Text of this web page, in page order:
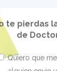
te pierdas
de
Quiero que